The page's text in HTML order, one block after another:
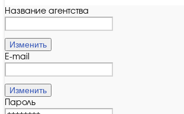
Название агентства
Изменить
E-mail
Изменить
Пароль